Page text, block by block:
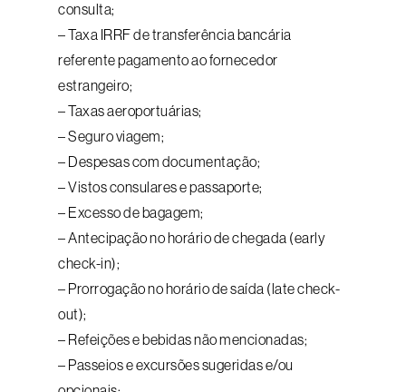
consulta;
– Taxa IRRF de transferência bancária
referente pagamento ao fornecedor
estrangeiro;
– Taxas aeroportuárias;
– Seguro viagem;
– Despesas com documentação;
– Vistos consulares e passaporte;
– Excesso de bagagem;
– Antecipação no horário de chegada (early
check-in);
– Prorrogação no horário de saída (late check-
out);
– Refeições e bebidas não mencionadas;
– Passeios e excursões sugeridas e/ou